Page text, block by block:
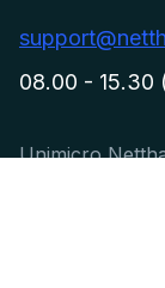
08.00 - 15.30
Unimicro